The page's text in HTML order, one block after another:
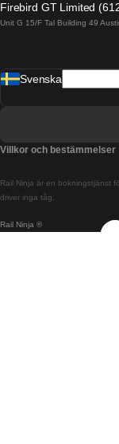
Firebird GT Limited
Unit G 15/F Tal Building 49
Rail Ninja ®
Rail Ninja är en bokningstjänst
driver inga tåg.
Svenska
Villkor och bestämmelser